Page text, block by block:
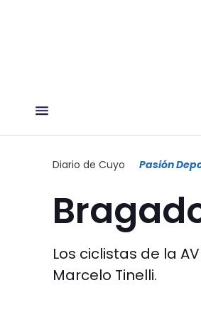
Diario de Cuyo Pasión
Los ciclistas de la
Marcelo Tinelli.